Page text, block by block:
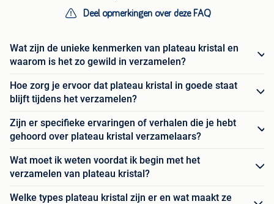
Deel opmerkingen over deze FAQ
Wat zijn de unieke kenmerken van plateau kristal en
waarom is het zo gewild in verzamelen?
Hoe zorg je ervoor dat plateau kristal in goede staat
blijft tijdens het verzamelen?
Zijn er specifieke ervaringen of verhalen die je hebt
gehoord over plateau kristal verzamelaars?
Wat moet ik weten voordat ik begin met het
verzamelen van plateau kristal?
Welke types plateau kristal zijn er en wat maakt ze